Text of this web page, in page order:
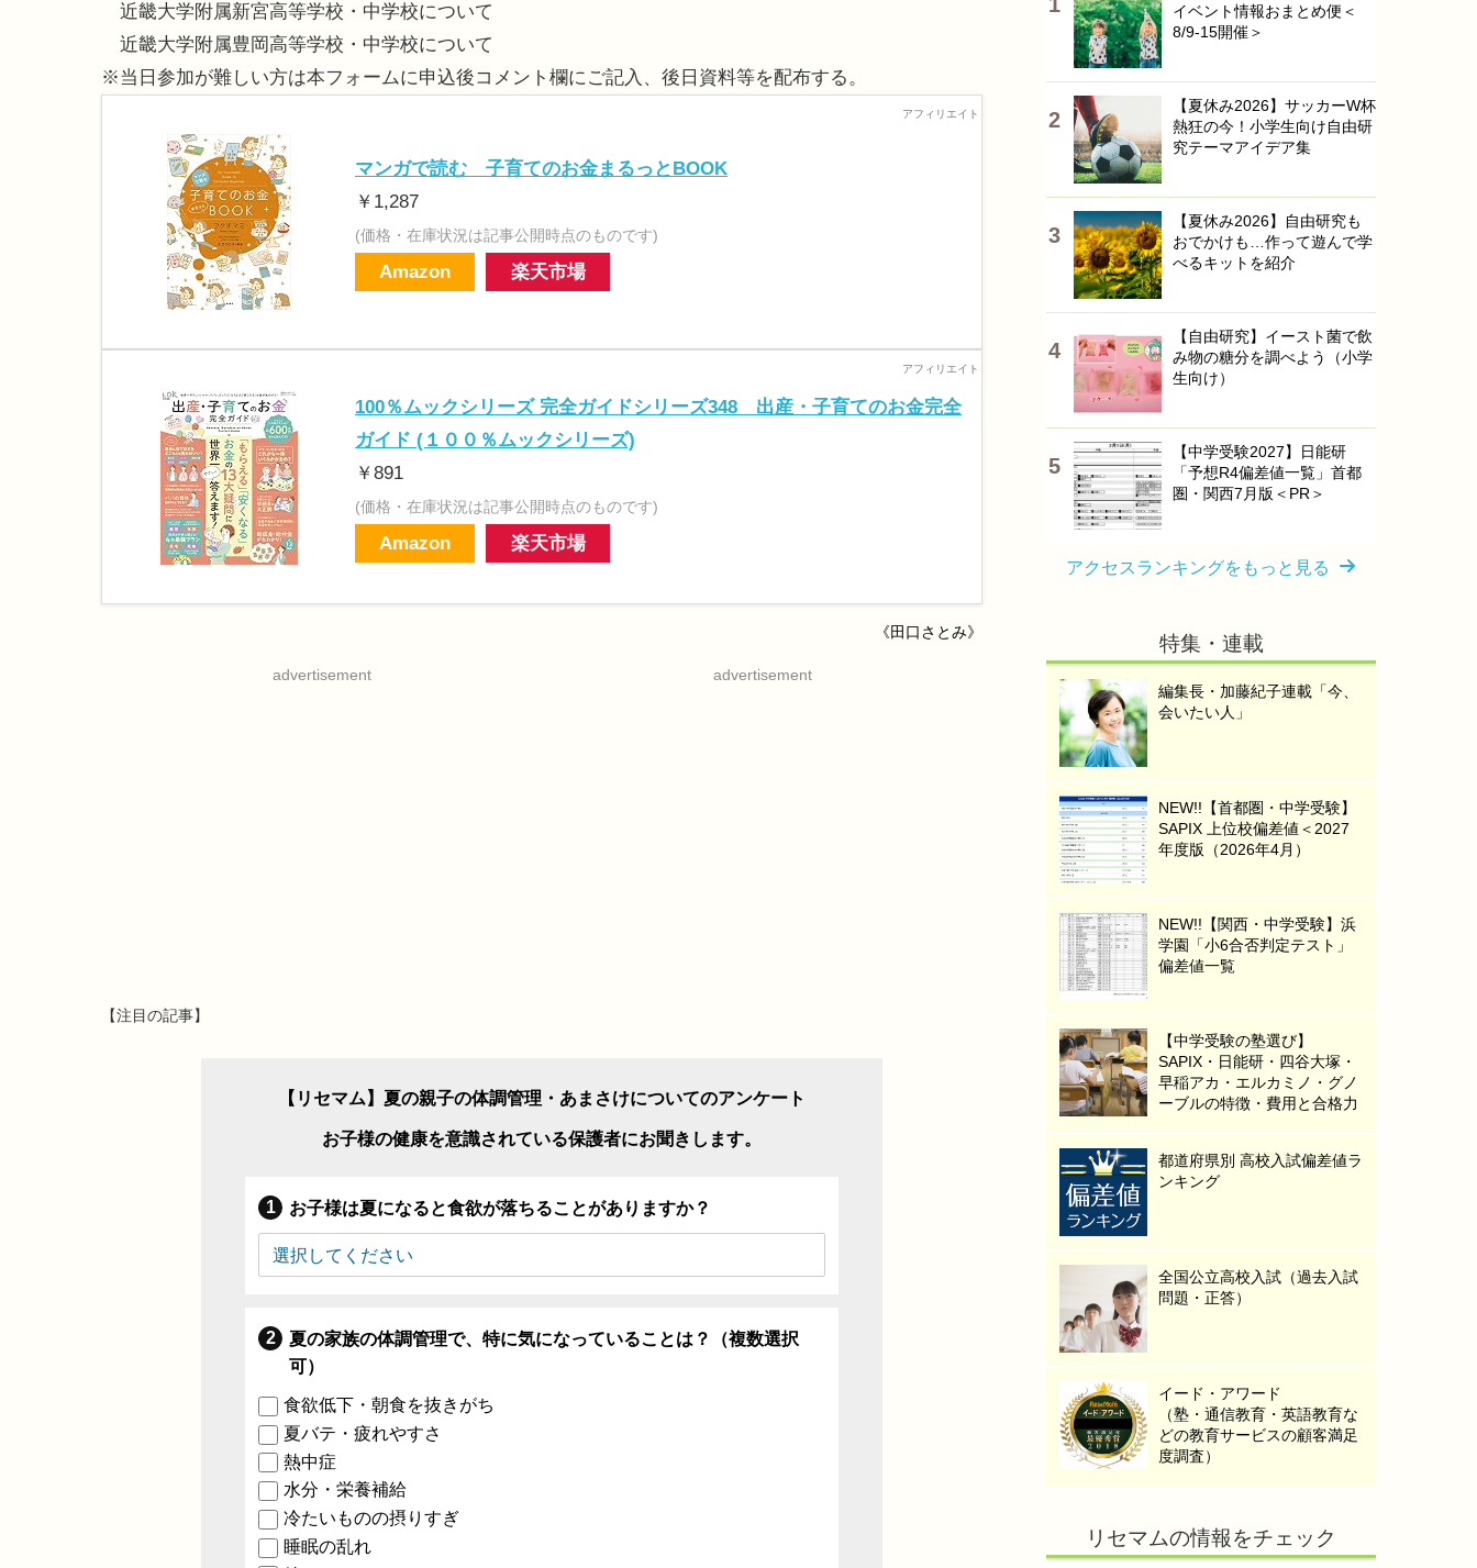
近畿大学附属新宮高等学校・中学校について
近畿大学附属豊岡高等学校・中学校について
※当日参加が難しい方は本フォームに申込後コメント欄にご記入、後日資料等を配布する。
マンガで読む 子育てのお金まるっとBOOK
￥1,287
(価格・在庫状況は記事公開時点のものです)
Amazon 楽天市場
100％ムックシリーズ 完全ガイドシリーズ348 出産・子育てのお金完全
ガイド (１００％ムックシリーズ)
￥891
(価格・在庫状況は記事公開時点のものです)
Amazon 楽天市場
《田口さとみ》
advertisement advertisement
【注目の記事】
【リセマム】夏の親子の体調管理・あまさけについてのアンケート
お子様の健康を意識されている保護者にお聞きします。
お子様は夏になると食欲が落ちることがありますか？
夏の家族の体調管理で、特に気になっていることは？（複数選択
可）
食欲低下・朝食を抜きがち
夏バテ・疲れやすさ
熱中症
水分・栄養補給
冷たいものの摂りすぎ
睡眠の乱れ
イベント情報おまとめ便＜
8/9-15開催＞
【夏休み2026】サッカーW杯
熱狂の今！小学生向け自由研
究テーマアイデア集
【夏休み2026】自由研究も
おでかけも…作って遊んで学
べるキットを紹介
【自由研究】イースト菌で飲
み物の糖分を調べよう（小学
生向け）
【中学受験2027】日能研
「予想R4偏差値一覧」首都
圏・関西7月版＜PR＞
アクセスランキングをもっと見る
特集・連載
編集長・加藤紀子連載「今、
会いたい人」
NEW!!【首都圏・中学受験】
SAPIX 上位校偏差値＜2027
年度版（2026年4月）
NEW!!【関西・中学受験】浜
学園「小6合否判定テスト」
偏差値一覧
【中学受験の塾選び】
SAPIX・日能研・四谷大塚・
早稲アカ・エルカミノ・グノ
ーブルの特徴・費用と合格力
都道府県別 高校入試偏差値ラ
ンキング
全国公立高校入試（過去入試
問題・正答）
イード・アワード
（塾・通信教育・英語教育な
どの教育サービスの顧客満足
度調査）
リセマムの情報をチェック